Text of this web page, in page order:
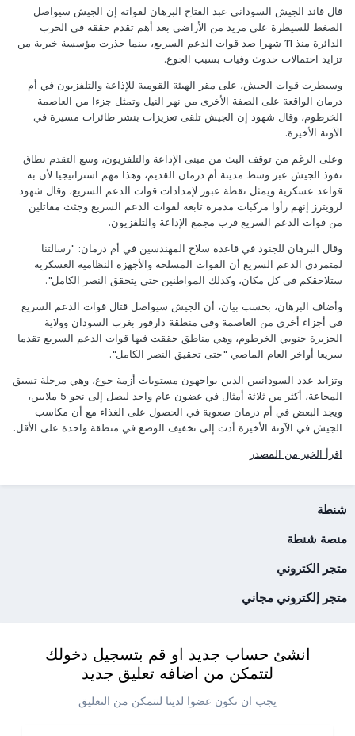
قال قائد الجيش السوداني عبد الفتاح البرهان لقواته إن الجيش سيواصل
الضغط للسيطرة على مزيد من الأراضي بعد أهم تقدم حققه في الحرب
الدائرة منذ 11 شهرا ضد قوات الدعم السريع، بينما حذرت مؤسسة خيرية من
تزايد احتمالات حدوث وفيات بسبب الجوع.
وسيطرت قوات الجيش، على مقر الهيئة القومية للإذاعة والتلفزيون في أم
درمان الواقعة على الضفة الأخرى من نهر النيل وتمثل جزءا من العاصمة
الخرطوم، وقال شهود إن الجيش تلقى تعزيزات بنشر طائرات مسيرة في
الآونة الأخيرة.
وعلى الرغم من توقف البث من مبنى الإذاعة والتلفزيون، وسع التقدم نطاق
نفوذ الجيش عبر وسط مدينة أم درمان القديم، وهذا مهم استراتيجيا لأن به
قواعد عسكرية ويمثل نقطة عبور لإمدادات قوات الدعم السريع، وقال شهود
لرويترز إنهم رأوا مركبات مدمرة تابعة لقوات الدعم السريع وجثث مقاتلين
من قوات الدعم السريع قرب مجمع الإذاعة والتلفزيون.
وقال البرهان للجنود في قاعدة سلاح المهندسين في أم درمان: "رسالتنا
لمتمردي الدعم السريع أن القوات المسلحة والأجهزة النظامية العسكرية
ستلاحقكم في كل مكان، وكذلك المواطنين حتى يتحقق النصر الكامل".
وأضاف البرهان، بحسب بيان، أن الجيش سيواصل قتال قوات الدعم السريع
في أجزاء أخرى من العاصمة وفي منطقة دارفور بغرب السودان وولاية
الجزيرة جنوبي الخرطوم، وهي مناطق حققت فيها قوات الدعم السريع تقدما
سريعا أواخر العام الماضي "حتى تحقيق النصر الكامل".
وتزايد عدد السودانيين الذين يواجهون مستويات أزمة جوع، وهي مرحلة تسبق
المجاعة، أكثر من ثلاثة أمثال في غضون عام واحد ليصل إلى نحو 5 ملايين،
ويجد البعض في أم درمان صعوبة في الحصول على الغذاء مع أن مكاسب
الجيش في الآونة الأخيرة أدت إلى تخفيف الوضع في منطقة واحدة على الأقل.
اقرأ الخبر من المصدر
شنطة
منصة شنطة
متجر الكتروني
متجر إلكتروني مجاني
انشئ حساب جديد او قم بتسجيل دخولك
لتتمكن من اضافه تعليق جديد
يجب ان تكون عضوا لدينا لتتمكن من التعليق